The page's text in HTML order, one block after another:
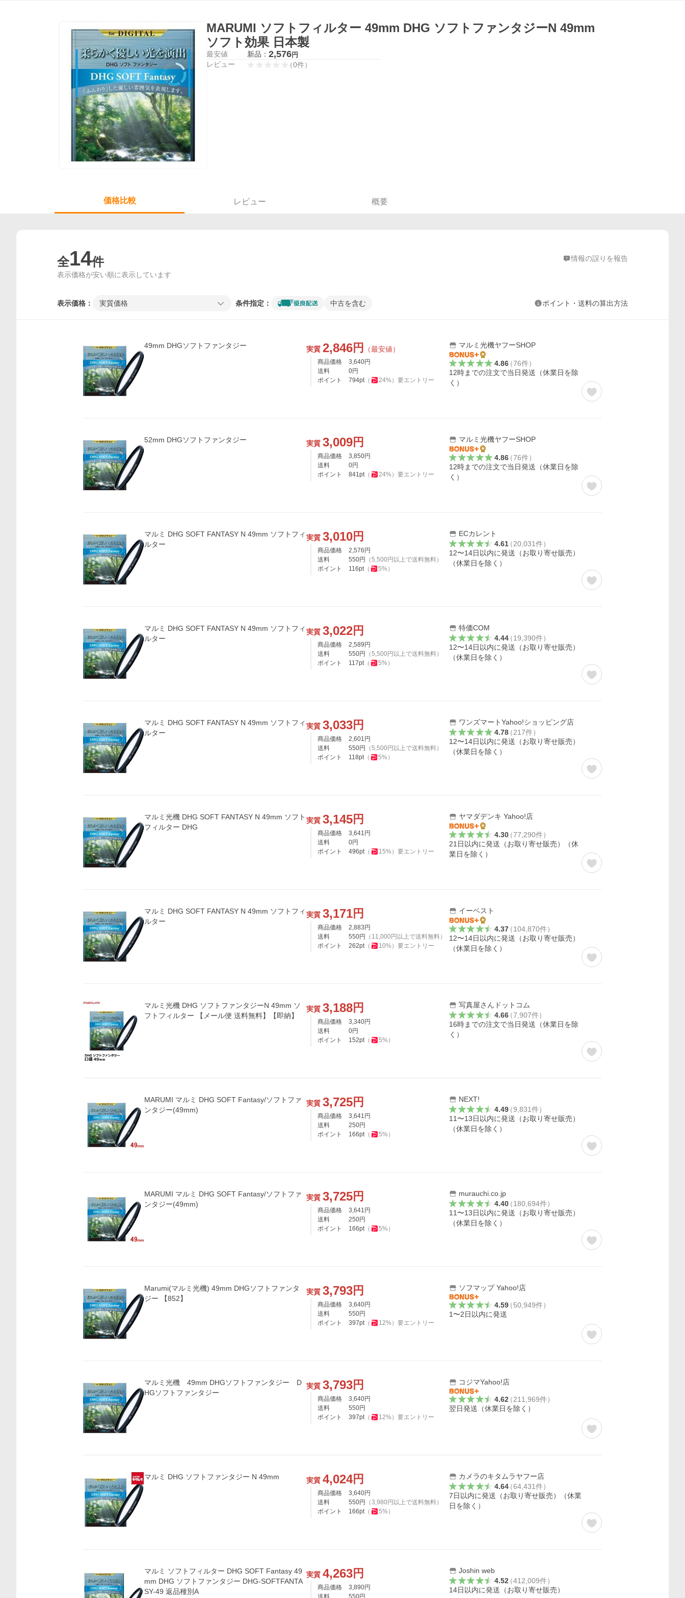
MARUMI ソフトフィルター 49mm DHG ソフトファンタジーN 49mm
ソフト効果 日本製
最安値 新品： 2,576円
レビュー （0件）
価格比較 レビュー 概要
全14件 情報の誤りを報告
表示価格が安い順に表示しています
表示価格： 実質価格 条件指定： 中古を含む ポイント・送料の算出方法
49mm DHGソフトファンタジー 実質 2,846円 （最安値）
商品価格 3,640円
送料
0円
ポイント
794pt（ 24%） 要エントリー
マルミ光機ヤフーSHOP
4.86（76件）
12時までの注文で当日発送（休業日を除
く）
52mm DHGソフトファンタジー 実質 3,009円
商品価格 3,850円
送料
0円
ポイント
841pt（ 24%） 要エントリー
マルミ光機ヤフーSHOP
4.86（76件）
12時までの注文で当日発送（休業日を除
く）
マルミ DHG SOFT FANTASY N 49mm ソフトフィ
ルター
実質 3,010円
商品価格 2,576 円
送料
550円 （5,500 円以上で送料無料）
ポイント
116pt（ 5%）
ECカレント
4.61（20,031件）
12〜14日以内に発送（お取り寄せ販売）
（休業日を除く）
マルミ DHG SOFT FANTASY N 49mm ソフトフィ
ルター
実質 3,022円
商品価格 2,589 円
送料
550円 （5,500 円以上で送料無料）
ポイント
117pt（ 5%）
特価COM
4.44（19,390件）
12〜14日以内に発送（お取り寄せ販売）
（休業日を除く）
マルミ DHG SOFT FANTASY N 49mm ソフトフィ
ルター
実質 3,033円
商品価格 2,601 円
送料
550円 （5,500 円以上で送料無料）
ポイント
118pt（ 5%）
ワンズマートYahoo!ショッピング店
4.78（217件）
12〜14日以内に発送（お取り寄せ販売）
（休業日を除く）
マルミ光機 DHG SOFT FANTASY N 49mm ソフト
フィルター DHG
実質 3,145円
商品価格 3,641 円
送料
0円
ポイント
496pt（ 15%） 要エントリー
ヤマダデンキ Yahoo!店
4.30（77,290件）
21日以内に発送（お取り寄せ販売）（休
業日を除く）
マルミ DHG SOFT FANTASY N 49mm ソフトフィ
ルター
実質 3,171円
商品価格 2,883 円
送料
550円 （ 11,000 円以上で送料無料）
ポイント
262pt（ 10%） 要エントリー
イーベスト
4.37（104,870件）
12〜14日以内に発送（お取り寄せ販売）
（休業日を除く）
マルミ光機 DHG ソフトファンタジーN 49mm ソ
フトフィルター 【メール便 送料無料】【即納】
実質 3,188円
商品価格 3,340円
送料
0円
ポイント
152pt（ 5%）
写真屋さんドットコム
4.66（7,907件）
16時までの注文で当日発送（休業日を除
く）
MARUMI マルミ DHG SOFT Fantasy/ソフトファ
ンタジー(49mm)
実質 3,725円
商品価格 3,641 円
送料
250円
ポイント
166pt（ 5%）
NEXT!
4.49（9,831件）
11〜13日以内に発送（お取り寄せ販売）
（休業日を除く）
MARUMI マルミ DHG SOFT Fantasy/ソフトファ
ンタジー(49mm)
実質 3,725円
商品価格 3,641 円
送料
250円
ポイント
166pt（ 5%）
murauchi.co.jp
4.40（180,694件）
11〜13日以内に発送（お取り寄せ販売）
（休業日を除く）
Marumi(マルミ光機) 49mm DHGソフトファンタ
ジー 【852】
実質 3,793円
商品価格 3,640円
送料
550円
ポイント
397pt（ 12%） 要エントリー
ソフマップ Yahoo!店
4.59（50,949件）
1〜2日以内に発送
マルミ光機 49mm DHGソフトファンタジー D
HGソフトファンタジー
実質 3,793円
商品価格 3,640円
送料
550円
ポイント
397pt（ 12%） 要エントリー
コジマYahoo!店
4.62（211,969件）
翌日発送（休業日を除く）
マルミ DHG ソフトファンタジー N 49mm 実質 4,024円
商品価格 3,640円
送料
550円 （3,980 円以上で送料無料）
ポイント
166pt（ 5%）
カメラのキタムラヤフー店
4.64（64,431件）
7日以内に発送（お取り寄せ販売）（休業
日を除く）
マルミ ソフトフィルター DHG SOFT Fantasy 49
mm DHG ソフトファンタジー DHG-SOFTFANTA
SY-49 返品種別A
実質 4,263円
商品価格 3,890円
送料
550円
Joshin web
4.52（412,009件）
14日以内に発送（お取り寄せ販売）